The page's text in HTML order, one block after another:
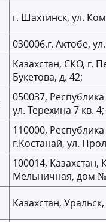
г. Шахтинск, ул.
030006.г. Актобе,
Казахстан, СКО, г.
Букетова, д. 42;
050037,
ул. Терехина 7 кв. 4;
110000,
г.Костанай, ул.
100014, Казахстан,
Мельничная, дом №
Казахстан,